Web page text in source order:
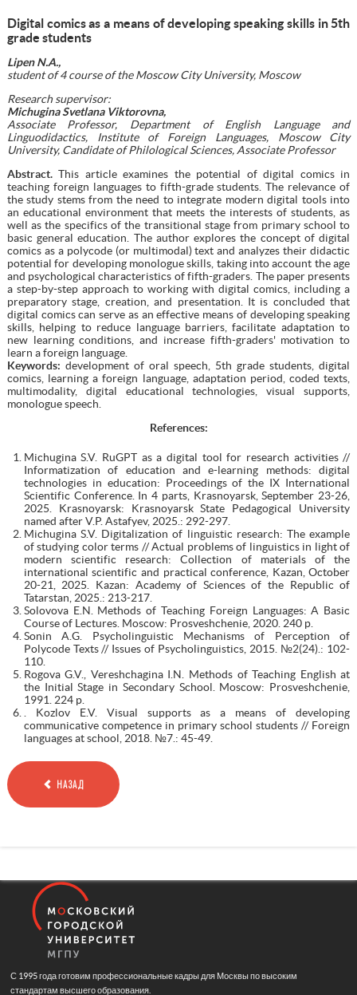
Digital comics as a means of developing speaking skills in 5th
grade students
Lipen N.A.,
student of 4 courseof theMoscow City University, Moscow
Research supervisor:
Michugina Svetlana Viktorovna,
Associate Professor, Department of English Language and
Linguodidactics, Institute of Foreign Languages, Moscow City
University, Candidate of Philological Sciences, Associate Professor
Abstract.This article examines the potential of digital comics in
teaching foreign languages to fifth-grade students. The relevance of
the study stems from the need to integrate modern digital tools into
an educational environment that meets the interests of students, as
well as the specifics of the transitional stage from primary school to
basic general education. The author explores the concept of digital
comics as a polycode (or multimodal) text and analyzes their didactic
potential for developing monologue skills, taking into account the age
and psychological characteristics of fifth-graders. The paper presents
a step-by-step approach to working with digital comics, including a
preparatory stage, creation, and presentation. It is concluded that
digital comics can serve as an effective means of developing speaking
skills, helping to reduce language barriers, facilitate adaptation to
new learning conditions, and increase fifth-graders' motivation to
learn a foreign language.
Keywords: development of oral speech, 5th grade students, digital
comics, learning a foreign language, adaptation period, coded texts,
multimodality, digital educational technologies, visual supports,
monologue speech.
References:
Michugina S.V. RuGPT as a digital tool for research activities //
Informatization of education and e-learning methods: digital
technologies in education: Proceedings of the IX International
Scientific Conference. In 4 parts, Krasnoyarsk, September 23-26,
2025. Krasnoyarsk: Krasnoyarsk State Pedagogical University
named after V.P. Astafyev, 2025.: 292-297.
Michugina S.V. Digitalization of linguistic research: The example
of studying color terms // Actual problems of linguistics in light of
modern scientific research: Collection of materials of the
international scientific and practical conference, Kazan, October
20-21, 2025. Kazan: Academy of Sciences of the Republic of
Tatarstan, 2025.: 213-217.
Solovova E.N. Methods of Teaching Foreign Languages: A Basic
Course of Lectures. Moscow: Prosveshchenie, 2020. 240 p.
Sonin A.G. Psycholinguistic Mechanisms of Perception of
Polycode Texts // Issues of Psycholinguistics, 2015. №2(24).: 102-
110.
Rogova G.V., Vereshchagina I.N. Methods of Teaching English at
the Initial Stage in Secondary School. Moscow: Prosveshchenie,
1991. 224 p.
. Kozlov E.V. Visual supports as a means of developing
communicative competence in primary school students // Foreign
languages at school, 2018. №7.: 45-49.
НАЗАД
С 1995 года готовим профессиональные кадры для Москвы по высоким
стандартам высшего образования.